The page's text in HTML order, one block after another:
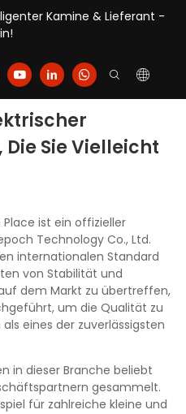
Kamine & Lieferant -
Sie Vielleicht
ist ein offizieller
Technology Co., Ltd.
internationalen Standard
von Stabilität und
dem Markt zu übertreffen,
um die Qualität zu
eines der zuverlässigsten
in dieser Branche beliebt
gesammelt.
für zahlreiche kleine und